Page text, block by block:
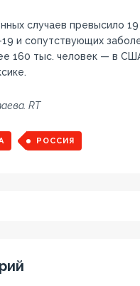
случаев превысило
и сопутствующих
160 тыс. человек — в
RT
РОССИЯ